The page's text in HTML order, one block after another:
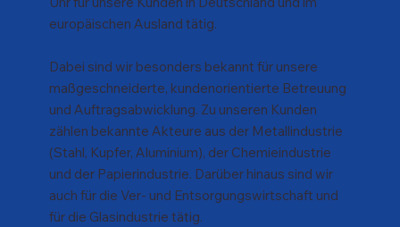
europäischen Ausland tätig.
Dabei sind wir besonders bekannt für unsere
maßgeschneiderte, kundenorientierte Betreuung
und Auftragsabwicklung. Zu unseren Kunden
zählen bekannte Akteure aus der Metallindustrie
(Stahl, Kupfer, Aluminium), der Chemieindustrie
und der Papierindustrie. Darüber hinaus sind wir
auch für die Ver- und Entsorgungswirtschaft und
für die Glasindustrie tätig.